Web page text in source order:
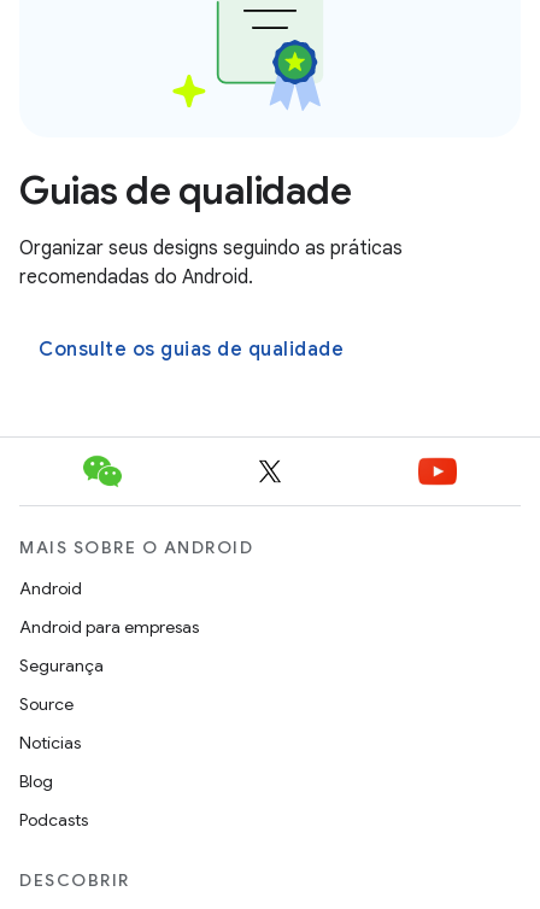
Guias de qualidade
Organizar seus designs seguindo as práticas
recomendadas do Android.
Consulte os guias de qualidade
MAIS SOBRE O ANDROID
Android
Android para empresas
Segurança
Source
Notícias
Blog
Podcasts
DESCOBRIR